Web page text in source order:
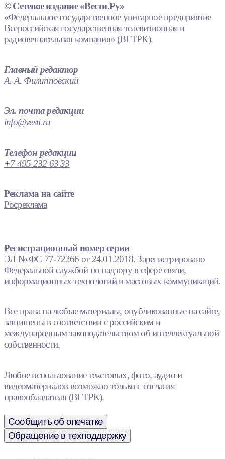
© Сетевое издание «Вести.Ру»
«Федеральное государственное унитарное предприятие
Всероссийская государственная телевизионная и
радиовещательная компания» (ВГТРК).
Главный редактор
А. А. Филипповский
Эл. почта редакции
info@vesti.ru
Телефон редакции
+7 495 232 63 33
Реклама на сайте
Росреклама
Регистрационный номер серии
ЭЛ № ФС 77-72266 от 24.01.2018. Зарегистрировано
Федеральной службой по надзору в сфере связи,
информационных технологий и массовых коммуникаций.
Все права на любые материалы, опубликованные на сайте,
защищены в соответствии с российским и
международным законодательством об интеллектуальной
собственности.
Любое использование текстовых, фото, аудио и
видеоматериалов возможно только с согласия
правообладателя (ВГТРК).
Сообщить об опечатке
Обращение в техподдержку